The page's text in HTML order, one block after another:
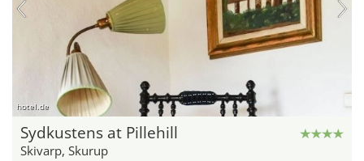
hotel.de
Sydkustens at Pillehill
Skivarp, Skurup